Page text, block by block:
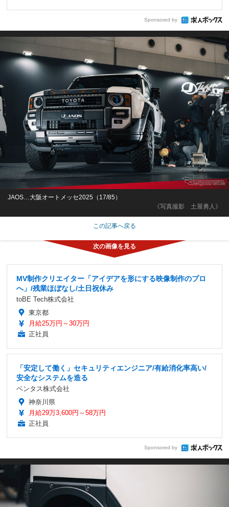
Sponsored by
《写真撮影 土屋勇人》
JAOS…大阪オートメッセ2025（17/85）
この記事へ戻る
MV制作クリエイター「アイデアを形にする映像制作のプロ
へ」/残業ほぼなし/土日祝休み
toBE Tech株式会社
東京都
月給25万円～30万円
正社員
「安定して働く」セキュリティエンジニア/有給消化率高い/
安全なシステムを造る
ベンタス株式会社
神奈川県
月給29万3,600円～58万円
正社員
Sponsored by